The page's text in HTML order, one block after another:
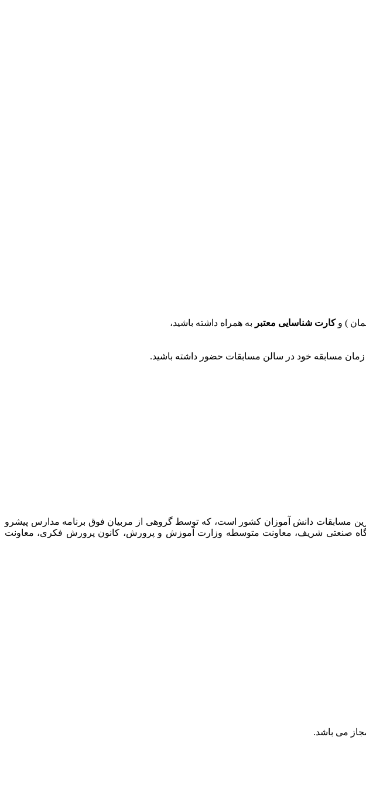
) وکارت شناسایی معتبر به همراه داشته باشید،
مسابقه خود در سالن مسابقات حضور داشته باشید.
مسابقات دانش آموزان کشور است، که توسط گروهی از مربیان فوق برنامه مدارس پیشرو
صنعتی شریف، معاونت متوسطه وزارت آموزش و پرورش، کانون پرورش فکری، معاونت
می باشد.